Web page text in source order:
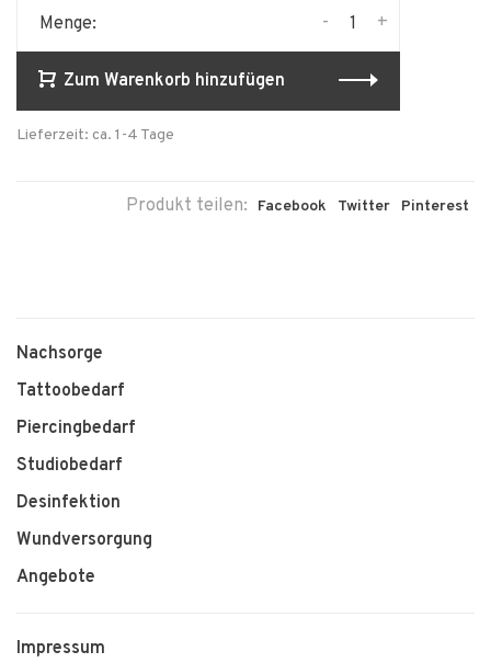
Menge: +
-
Zum Warenkorb hinzufügen
Lieferzeit: ca. 1-4 Tage
Produkt teilen: Facebook Twitter Pinterest
Nachsorge
Tattoobedarf
Piercingbedarf
Studiobedarf
Desinfektion
Wundversorgung
Angebote
Impressum